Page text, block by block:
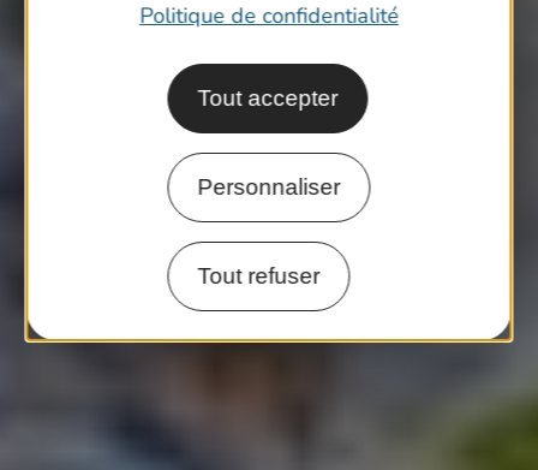
Politique de confidentialité
Tout accepter
Personnaliser
Tout refuser